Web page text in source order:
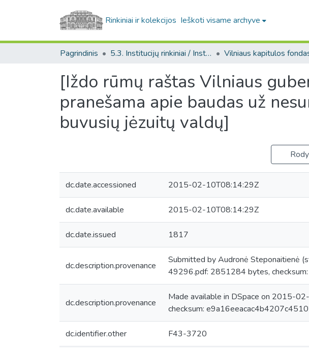
Rinkiniai ir kolekcijos Ieškoti visame archyve
Pagrindinis 5.3. Institucijų rinkiniai / Institutional collections
[Iždo rūmų raštas Vilniaus
pranešama apie baudas už
buvusių jėzuitų valdų]
dc.date.accessioned 2015-02-10T08:14:29Z
dc.date.available 2015-02-10T08:14:29Z
dc.date.issued 1817
dc.description.provenance
Submitted by Audronė Steponaitienė
49296.pdf: 2851284 bytes,
dc.description.provenance
Made available in DSpace on 2015-
checksum:
dc.identifier.other F43-3720